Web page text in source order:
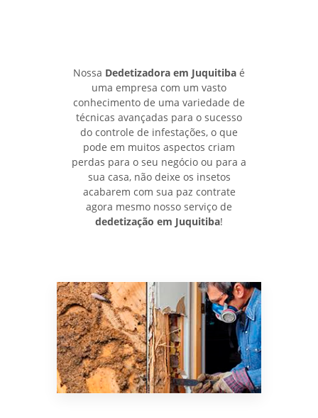
Nossa Dedetizadora em Juquitiba é
uma empresa com um vasto
conhecimento de uma variedade de
técnicas avançadas para o sucesso
do controle de infestações, o que
pode em muitos aspectos criam
perdas para o seu negócio ou para a
sua casa, não deixe os insetos
acabarem com sua paz contrate
agora mesmo nosso serviço de
dedetização em Juquitiba!